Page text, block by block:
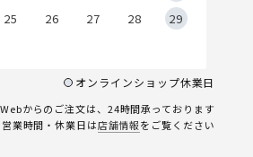
25 26 27 28
29
オンラインショップ休業日
からのご注文は、24時間承っております
業時間・休業日は店舗情報をご覧ください